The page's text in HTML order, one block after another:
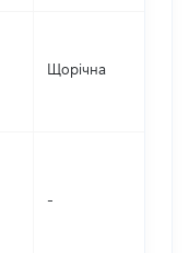
Щорічна
-